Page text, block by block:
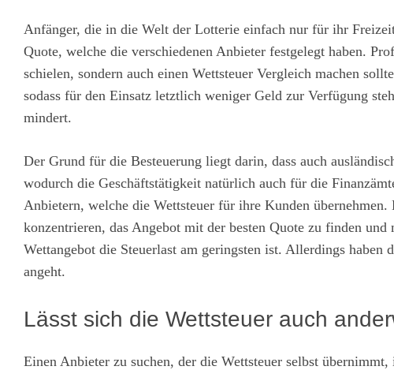
Anfänger, die in die Welt der Lotterie einfach nur für ihr
Quote, welche die verschiedenen Anbieter festgelegt haben.
schielen, sondern auch einen Wettsteuer Vergleich machen
sodass für den Einsatz letztlich weniger Geld zur Verfügung
mindert.
Der Grund für die Besteuerung liegt darin, dass auch
wodurch die Geschäftstätigkeit natürlich auch für die
Anbietern, welche die Wettsteuer für ihre Kunden
konzentrieren, das Angebot mit der besten Quote zu finden
Wettangebot die Steuerlast am geringsten ist. Allerdings
angeht.
Lässt sich die Wettsteuer auch
Einen Anbieter zu suchen, der die Wettsteuer selbst